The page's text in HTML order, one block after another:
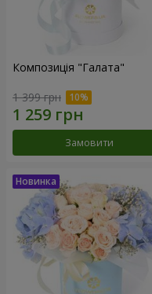
Композиція "Галата"
1 399 грн
Замовити